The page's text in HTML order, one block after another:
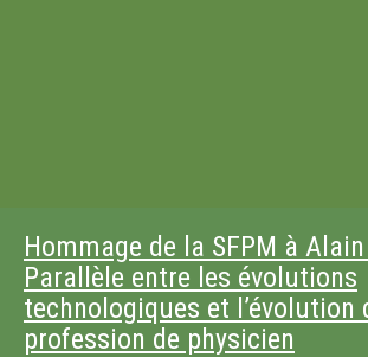
Hommage de la SFPM à
Parallèle entre les évolutions
technologiques et l’évolution
profession de physicien